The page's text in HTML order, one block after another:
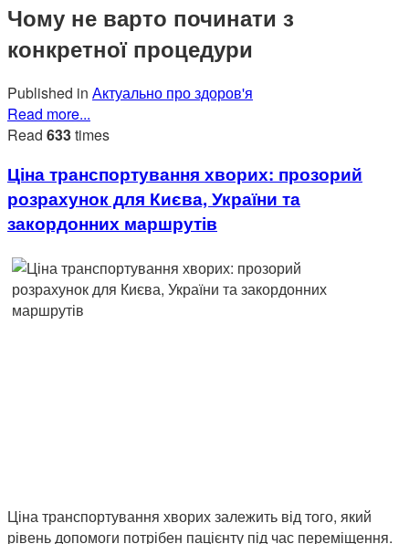
Чому не варто починати з
конкретної процедури
Published in Актуально про здоров'я
Read more...
Read 633times
Ціна транспортування хворих: прозорий
розрахунок для Києва, України та
закордонних маршрутів
Ціна транспортування хворих залежить від того, який
рівень допомоги потрібен пацієнту під час переміщення.